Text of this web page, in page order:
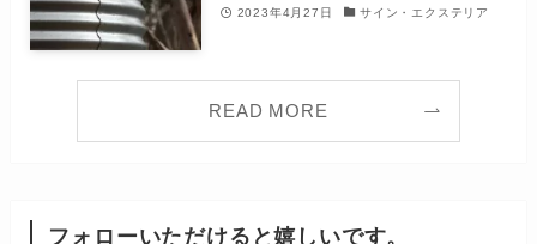
2023年4月27日 サイン・エクステリア
READ MORE
フォローいただけると嬉しいです。